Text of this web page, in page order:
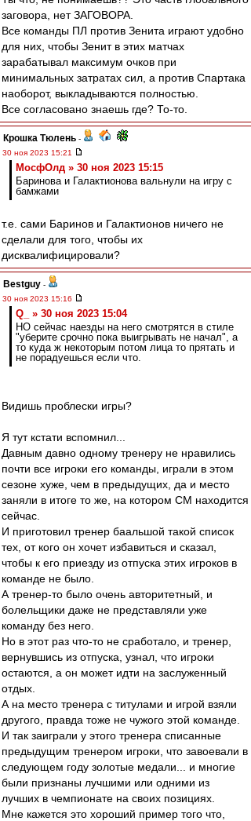
заговора, нет ЗАГОВОРА.
Все команды ПЛ против Зенита играют удобно
для них, чтобы Зенит в этих матчах
зарабатывал максимум очков при
минимальных затратах сил, а против Спартака
наоборот, выкладываются полностью.
Все согласовано знаешь где? То-то.
Крошка Тюлень -
30 ноя 2023 15:21
МосфОлд » 30 ноя 2023 15:15
Баринова и Галактионова вальнули на игру с
бамжами
т.е. сами Баринов и Галактионов ничего не
сделали для того, чтобы их
дисквалифицировали?
Bestguy -
30 ноя 2023 15:16
Q_ » 30 ноя 2023 15:04
НО сейчас наезды на него смотрятся в стиле
"уберите срочно пока выигрывать не начал", а
то куда ж некоторым потом лица то прятать и
не порадуешься если что.
Видишь проблески игры?
Я тут кстати вспомнил...
Давным давно одному тренеру не нравились
почти все игроки его команды, играли в этом
сезоне хуже, чем в предыдущих, да и место
заняли в итоге то же, на котором СМ находится
сейчас.
И приготовил тренер баальшой такой список
тех, от кого он хочет избавиться и сказал,
чтобы к его приезду из отпуска этих игроков в
команде не было.
А тренер-то было очень авторитетный, и
болельщики даже не представляли уже
команду без него.
Но в этот раз что-то не сработало, и тренер,
вернувшись из отпуска, узнал, что игроки
остаются, а он может идти на заслуженный
отдых.
А на место тренера с титулами и игрой взяли
другого, правда тоже не чужого этой команде.
И так заиграли у этого тренера списанные
предыдущим тренером игроки, что завоевали в
следующем году золотые медали... и многие
были признаны лучшими или одними из
лучших в чемпионате на своих позициях.
Мне кажется это хороший пример того что,